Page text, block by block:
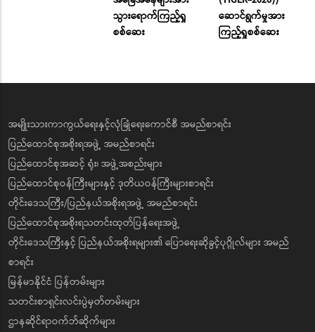
သွားရောက်ကြည့်ရှု
စစ်ဆေး
ဆောင်ရွက်မှုအား
ကြည့်ရှုစစ်ဆေး
အမျိုးသားကာကွယ်ရေးနှင့်လုံခြုံရေးကောင်စီ အမည်စာရင်း
ပြည်ထောင်စုအစိုးရအဖွဲ့ အမည်စာရင်း
ပြည်ထောင်စုအဆင့် ရုံး၊ အဖွဲ့အစည်းများ
ပြည်ထောင်စုဝန်ကြီးများနှင့် ဒုတိယဝန်ကြီးများစာရင်း
တိုင်းဒေသကြီး/ပြည်နယ်အစိုးရအဖွဲ့ အမည်စာရင်း
ပြည်ထောင်စုအစိုးရသတင်းထုတ်ပြန်ရေးအဖွဲ့
တိုင်းဒေသကြီးနှင့် ပြည်နယ်အစိုးရများ၏ ပြောရေးဆိုခွင့်ပုဂ္ဂိုလ်များ အမည်
စာရင်း
မြန်မာနိုင်ငံ ပြန်တမ်းများ
သတင်းစာရှင်းလင်းပွဲမှတ်တမ်းများ
ဌာနဆိုင်ရာဝက်ဘ်ဆိုက်များ